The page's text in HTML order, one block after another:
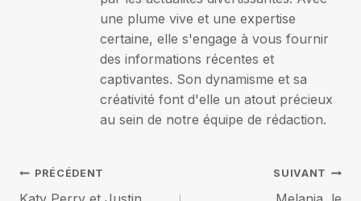
une plume vive et une expertise
certaine, elle s'engage à vous fournir
des informations récentes et
captivantes. Son dynamisme et sa
créativité font d'elle un atout précieux
au sein de notre équipe de rédaction.
Navigation
PRÉCÉDENT SUIVANT